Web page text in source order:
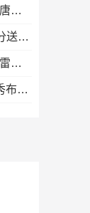
🏀夏联-热火5人上双轻取活塞止连败唐纳森20+8+10奥科里27分
🏀夏联-杨瀚森13+5+4帽&下半场11分送惊艳妙传开拓者力克掘金
🏀夏联-国王首节仅4分不敌绿军冈萨雷斯24+10+5塞纳克10+12
🏀夏联-雷霆不敌掘金夏联全败35号秀布拉齐尔32+6马拉14+7+6